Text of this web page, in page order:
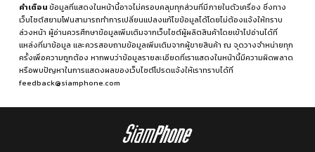
คำเตือนข้อมูลที่แสดงในหน้านี้อาจไม่ครอบคลุมทุกส่วนที่มีภายในตัวเครื่อง ซึ่งทาง
เว็บไซต์สยามโฟนสามารถทำการเปลี่ยนแปลงแก้ไขข้อมูลได้โดยไม่ต้องแจ้งให้ทราบ
ล่วงหน้า ผู้อ่านควรศึกษาข้อมูลเพิ่มเติมจากเว็บไซต์ผู้ผลิตสินค้าโดยเข้าไปอ่านได้ที่
แหล่งที่มาข้อมูล และควรสอบถามข้อมูลเพิ่มเติมจากผู้ขายสินค้า ณ จุดวางจำหน่ายทุก
ครั้งเพื่อความถูกต้อง หากพบว่าข้อมูลรายละเอียดที่เราแสดงในหน้านี้มีความผิดพลาด
หรือพบปัญหาในการแสดงผลของเว็บไซต์โปรดแจ้งให้เราทราบได้ที่
feedback@siamphone.com